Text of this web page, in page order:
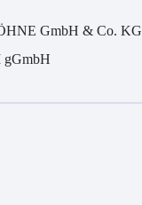
GmbH & Co. KG
gGmbH